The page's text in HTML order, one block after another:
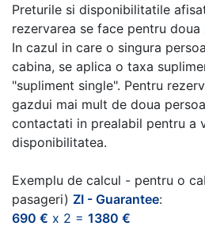
Preturile si disponibilitatile
rezervarea se face pentru doua
In cazul in care o singura
cabina, se aplica o taxa
"supliment single". Pentru
gazdui mai mult de doua
contactati in prealabil pentru a
disponibilitatea.
Exemplu de calcul - pentru o
pasageri) ZI - Guarantee:
690 € x 2 = 1380 €